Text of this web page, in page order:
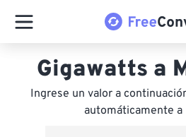
Gigawatts a
Ingrese un valor a
automáticamente a